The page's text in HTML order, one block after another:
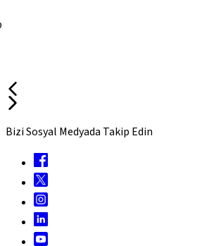
Bizi Sosyal Medyada Takip Edin